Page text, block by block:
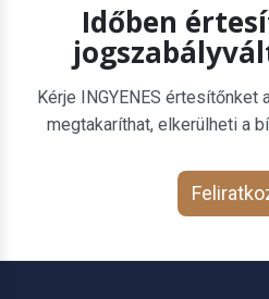
Időben
Kérje INGYENES
megtakaríthat, elkerülheti a